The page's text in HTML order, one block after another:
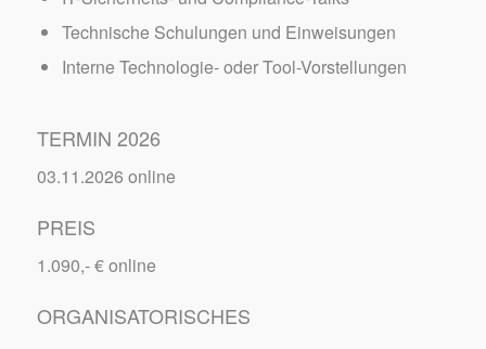
Technische Schulungen und Einweisungen
Interne Technologie- oder Tool-Vorstellungen
TERMIN 2026
03.11.2026 online
PREIS
1.090,- € online
ORGANISATORISCHES